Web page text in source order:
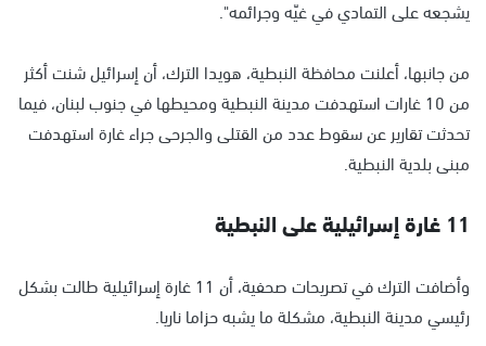
يشجعه على التمادي في غيّه وجرائمه".
من جانبها، أعلنت محافظة النبطية، هويدا الترك، أن إسرائيل شنت أكثر
من 10 غارات استهدفت مدينة النبطية ومحيطها في جنوب لبنان، فيما
تحدثت تقارير عن سقوط عدد من القتلى والجرحى جراء غارة استهدفت
مبنى بلدية النبطية.
11 غارة إسرائيلية على النبطية
وأضافت الترك في تصريحات صحفية، أن 11 غارة إسرائيلية طالت بشكل
رئيسي مدينة النبطية، مشكلة ما يشبه حزاما ناريا.